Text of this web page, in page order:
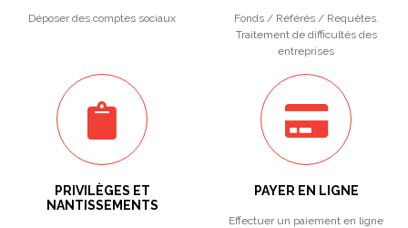
Déposer des comptes sociaux
Fonds / Référés / Requêtes.
Traitement de difficultés des
entreprises
PRIVILÈGES ET
NANTISSEMENTS
PAYER EN LIGNE
Effectuer un paiement en ligne